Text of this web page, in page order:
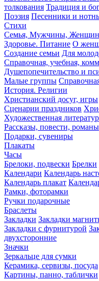
толкования Традиция и
Поэзия Песенники и
Стихи
Семья, Мужчины,
Здоровье. Питание О
Создание семьи Для
Справочная, учебная,
Душепопечительство и
Малые группы
История. Религии
Христианский досуг, игры
Сценарии праздников
Художественная
Рассказы, повести, романы
Подарки, сувениры
Плакаты
Часы
Брелоки, подвески Брелки
Календари Календарь
Календарь плакат
Рамки, фоторамки
Ручки подарочные
Браслеты
Закладки Закладки
Закладки с фурнитурой
двухсторонние
Значки
Зеркальце для сумки
Керамика, сервизы, посуда
Картины, панно, таблички